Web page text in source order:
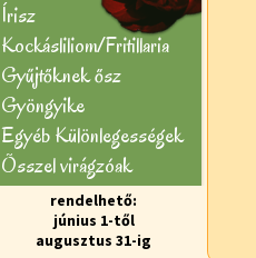
Írisz
Kockásliliom/Fritillaria
Gyűjtőknek ősz
Gyöngyike
Egyéb Különlegességek
Õsszel virágzóak
rendelhető:
június 1-től
augusztus 31-ig